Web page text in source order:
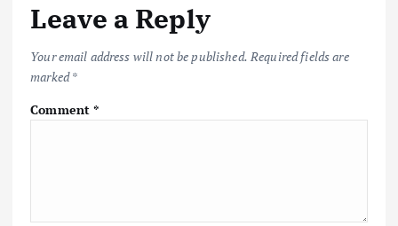
Leave a Reply
Your email address will not be published. Required fields are
marked*
Comment*